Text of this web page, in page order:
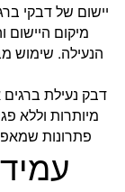
יישום של דבקי
מיקום היישום
הנעילה. שימוש
דבק נעילת
מיותרות וללא
פתרונות